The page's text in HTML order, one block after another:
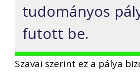
tudományos
futott be.
Szavai szerint ez a pálya